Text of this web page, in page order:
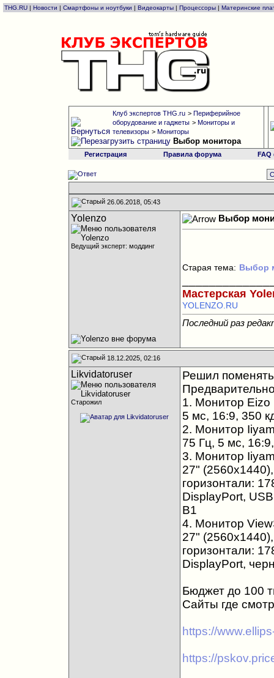
THG.RU | Новости | Смартфоны и ноутбуки | Видеокарты | Процессоры | Материнские
Клуб экспертов THG.ru > Периферийное
оборудование и гаджеты > Мониторы и
телевизоры > Мониторы
Выбор монитора
Регистрация Правила форума
26.06.2018, 05:43
Yolenzo
Ведущий эксперт: моддинг
Выбор
Старая тема: Выбор
Мастерская
YOLENZO.RU
Последний раз
18.12.2025, 02:16
Likvidatoruser
Старожил
Решил
1. Монитор Eizo
5 мс, 16:9, 350
2. Монитор
75 Гц, 5 мс,
3. Монитор
27"
горизонтали:
DisplayPort,
B1
4. Монитор
27"
горизонтали:
DisplayPort,
Бюджет до 100
Сайты где
https://
https://